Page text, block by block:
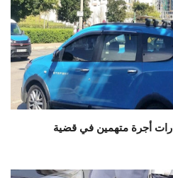
أجرة متهمين في قضية